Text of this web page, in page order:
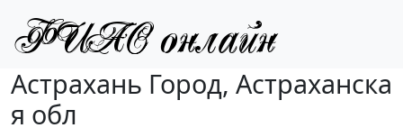
Астрахань Город, Астраханска
я обл